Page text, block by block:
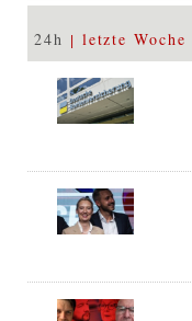
24h letzte Woche